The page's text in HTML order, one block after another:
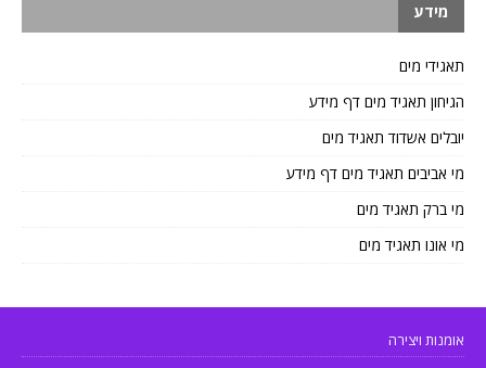
מידע
תאגידי מים
הגיחון תאגיד מים דף מידע
יובלים אשדוד תאגיד מים
מי אביבים תאגיד מים דף מידע
מי ברק תאגיד מים
מי אונו תאגיד מים
אומנות ויצירה